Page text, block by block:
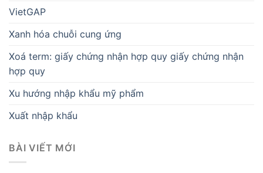
VietGAP
Xanh hóa chuỗi cung ứng
Xoá term: giấy chứng nhận hợp quy giấy chứng nhận
hợp quy
Xu hướng nhập khẩu mỹ phẩm
Xuất nhập khẩu
BÀI VIẾT MỚI